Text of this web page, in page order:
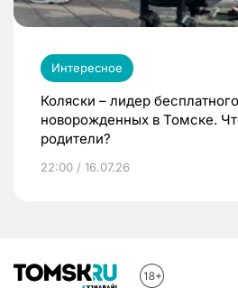
Интересное
Коляски – лидер
новорожденных в Томске.
родители?
22:00 / 16.07.26